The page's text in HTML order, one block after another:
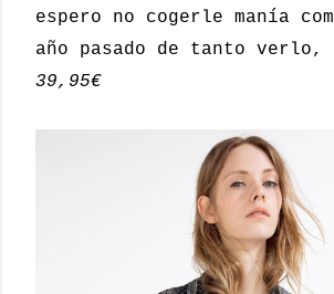
espero no cogerle manía
año pasado de tanto verlo,
39,95€